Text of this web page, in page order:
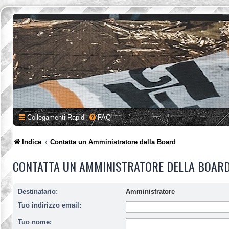
Collegamenti Rapidi FAQ
Indice Contatta un Amministratore della Board
CONTATTA UN AMMINISTRATORE DELLA
Destinatario:
Amministratore
Tuo indirizzo email:
Tuo nome: